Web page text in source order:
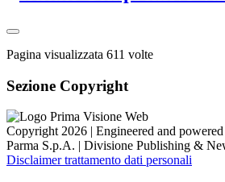
Pagina visualizzata 611 volte
Sezione Copyright
Copyright 2026 | Engineered and
Parma S.p.A. | Divisione Publishing &
Disclaimer trattamento dati personali